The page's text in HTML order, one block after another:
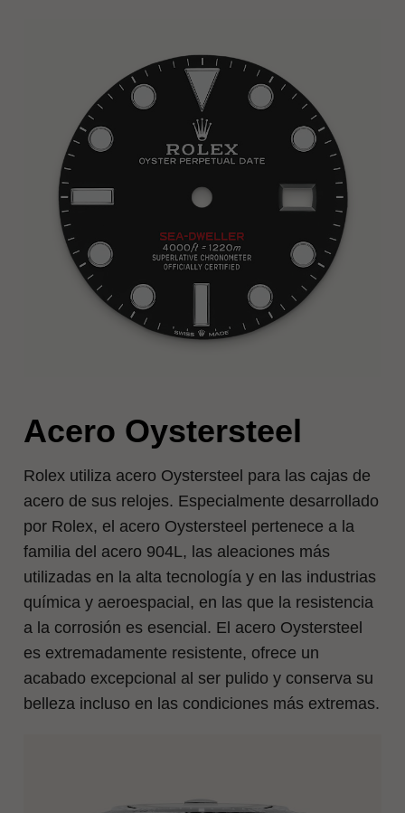
Acero Oystersteel
Rolex utiliza acero Oystersteel para las cajas de
acero de sus relojes. Especialmente desarrollado
por Rolex, el acero Oystersteel pertenece a la
familia del acero 904L, las aleaciones más
utilizadas en la alta tecnología y en las industrias
química y aeroespacial, en las que la resistencia
a la corrosión es esencial. El acero Oystersteel
es extremadamente resistente, ofrece un
acabado excepcional al ser pulido y conserva su
belleza incluso en las condiciones más extremas.